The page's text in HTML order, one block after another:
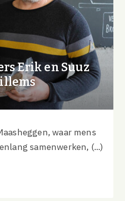
Erik en Suuz
waar mens
samenwerken, (...)